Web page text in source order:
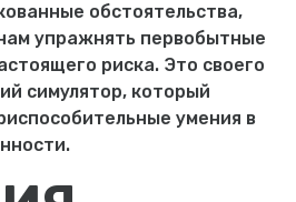
обстоятельства,
упражнять первобытные
риска. Это своего
симулятор, который
умения в